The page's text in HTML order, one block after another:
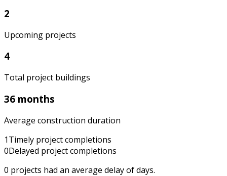
2
Upcoming projects
4
Total project buildings
36 months
Average construction duration
1Timely project completions
0Delayed project completions
0 projects had an average delay ofdays.